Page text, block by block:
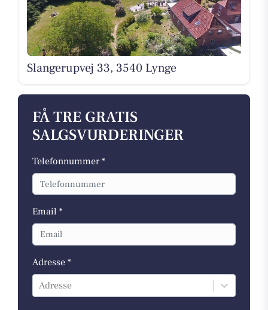
Slangerupvej 33, 3540 Lynge
FÅ TRE GRATIS
SALGSVURDERINGER
Telefonnummer *
Email *
Adresse *
Adresse